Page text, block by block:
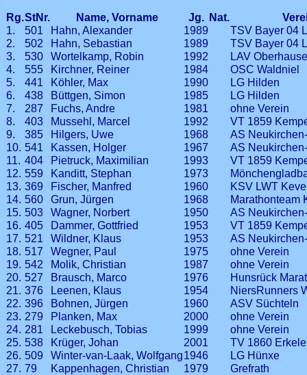
Rg.StNr. Name, Vorname Jg. Nat.
1.
501 Hahn, Alexander 1989
TSV Bayer 04
2.
502 Hahn, Sebastian 1989
TSV Bayer 04
3.
530 Wortelkamp, Robin 1992
LAV
4.
555 Kirchner, Reiner 1984
OSC Waldniel
5.
441 Köhler, Max 1990
LG Hilden
6.
438 Büttgen, Simon 1985
LG Hilden
7.
287 Fuchs, Andre 1981
ohne Verein
8.
403 Mussehl, Marcel 1992
VT 1859
9.
385 Hilgers, Uwe 1968
AS
10. 541 Kassen, Holger 1967
AS
11. 404 Pietruck, Maximilian 1993
VT 1859
12. 559 Kanditt, Stephan 1973
13. 369 Fischer, Manfred 1960
KSV LWT
14. 560 Grun, Jürgen 1968
Marathonteam
15. 503 Wagner, Norbert 1950
AS
16. 405 Dammer, Gottfried 1953
VT 1859
17. 521 Wildner, Klaus 1953
AS
18. 517 Wegner, Paul 1975
ohne Verein
19. 542 Molik, Christian 1987
ohne Verein
20. 527 Brausch, Marco 1976
Hunsrück
21. 376 Leenen, Klaus 1954
NiersRunners
22. 396 Bohnen, Jürgen 1960
ASV Süchteln
23. 279 Planken, Max 2000
ohne Verein
24. 281 Leckebusch, Tobias 1999
ohne Verein
25. 538 Krüger, Johan 2001
TV 1860
26. 509 Winter-van-Laak, Wolfgang1946
LG Hünxe
27. 79 Kappenhagen, Christian 1979
Grefrath